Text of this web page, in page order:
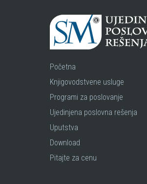
Početna
Knjigovodstvene usluge
Programi za poslovanje
Ujedinjena poslovna rešenja
Uputstva
Download
Pitajte za cenu